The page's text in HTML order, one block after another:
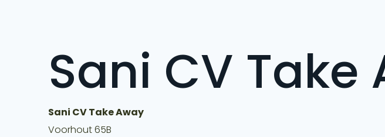
Sani CV Take
Sani CV Take Away
Voorhout 65B